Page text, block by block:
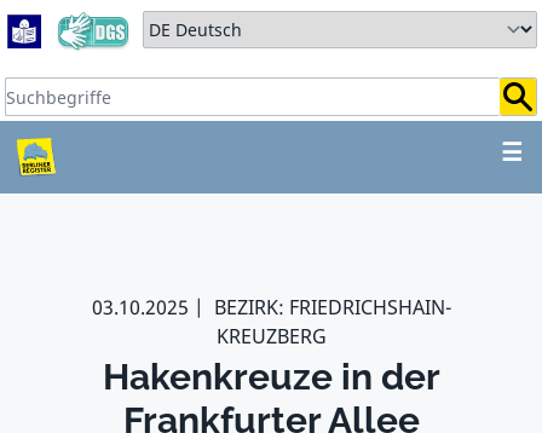
Zum Hauptbereich springen
Zum Hauptmenü springen
Sprache auswählen:
Suchbegriffe:
☰
ZUM HAUPTBEREICH
03.10.2025
BEZIRK: FRIEDRICHSHAIN-
KREUZBERG
Hakenkreuze in der
Frankfurter Allee